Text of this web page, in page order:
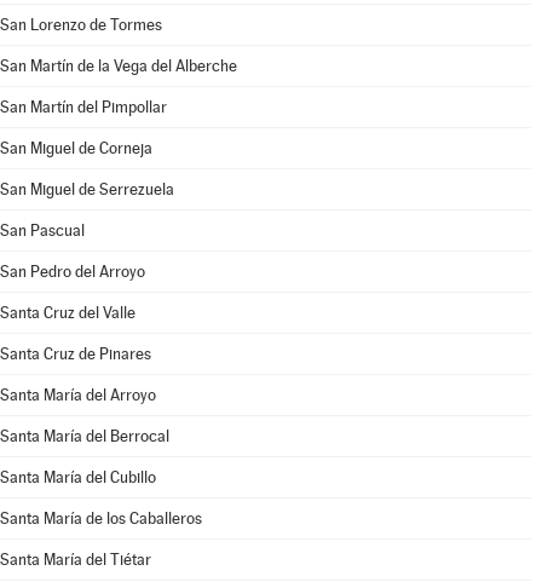
San Lorenzo de Tormes
San Martín de la Vega del Alberche
San Martín del Pimpollar
San Miguel de Corneja
San Miguel de Serrezuela
San Pascual
San Pedro del Arroyo
Santa Cruz del Valle
Santa Cruz de Pinares
Santa María del Arroyo
Santa María del Berrocal
Santa María del Cubillo
Santa María de los Caballeros
Santa María del Tiétar